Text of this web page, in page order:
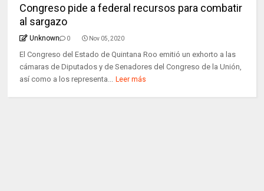
Congreso pide a federal recursos para combatir
al sargazo
Unknown 0 Nov 05, 2020
El Congreso del Estado de Quintana Roo emitió un exhorto a las
cámaras de Diputados y de Senadores del Congreso de la Unión,
así como a los representa...
Leer más